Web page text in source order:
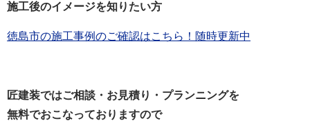
施工後のイメージを知りたい方
徳島市の施工事例のご確認はこちら！随時更新中
匠建装ではご相談・お見積り・プランニングを
無料でおこなっておりますので